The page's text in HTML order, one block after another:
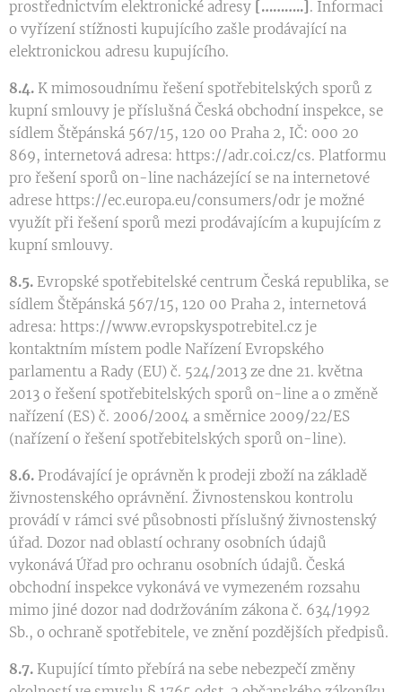
prostřednictvím elektronické adresy [………..]. Informaci
o vyřízení stížnosti kupujícího zašle prodávající na
elektronickou adresu kupujícího.
8.4. K mimosoudnímu řešení spotřebitelských sporů z
kupní smlouvy je příslušná Česká obchodní inspekce, se
sídlem Štěpánská 567/15, 120 00 Praha 2, IČ: 000 20
869, internetová adresa: https://adr.coi.cz/cs. Platformu
pro řešení sporů on-line nacházející se na internetové
adrese https://ec.europa.eu/consumers/odr je možné
využít při řešení sporů mezi prodávajícím a kupujícím z
kupní smlouvy.
8.5. Evropské spotřebitelské centrum Česká republika, se
sídlem Štěpánská 567/15, 120 00 Praha 2, internetová
adresa: https://www.evropskyspotrebitel.cz je
kontaktním místem podle Nařízení Evropského
parlamentu a Rady (EU) č. 524/2013 ze dne 21. května
2013 o řešení spotřebitelských sporů on-line a o změně
nařízení (ES) č. 2006/2004 a směrnice 2009/22/ES
(nařízení o řešení spotřebitelských sporů on-line).
8.6. Prodávající je oprávněn k prodeji zboží na základě
živnostenského oprávnění. Živnostenskou kontrolu
provádí v rámci své působnosti příslušný živnostenský
úřad. Dozor nad oblastí ochrany osobních údajů
vykonává Úřad pro ochranu osobních údajů. Česká
obchodní inspekce vykonává ve vymezeném rozsahu
mimo jiné dozor nad dodržováním zákona č. 634/1992
Sb., o ochraně spotřebitele, ve znění pozdějších předpisů.
8.7. Kupující tímto přebírá na sebe nebezpečí změny